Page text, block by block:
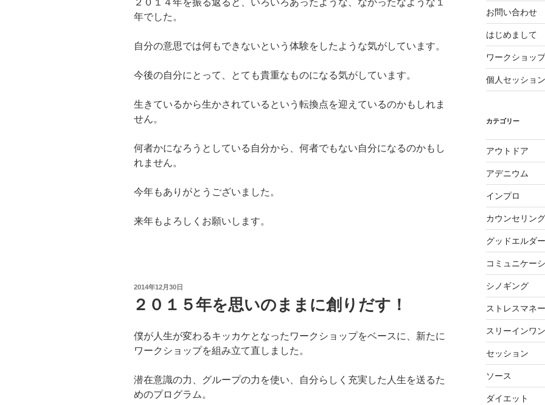
年でした。
自分の意思では何もできないという体験をしたような気がしています。
今後の自分にとって、とても貴重なものになる気がしています。
生きているから生かされているという転換点を迎えているのかもしれま
せん。
何者かになろうとしている自分から、何者でもない自分になるのかもし
れません。
今年もありがとうございました。
来年もよろしくお願いします。
投
日:
2014年12月30日
２０１５年を思いのままに創りだす！
僕が人生が変わるキッカケとなったワークショップをベースに、新たに
ワークショップを組み立て直しました。
潜在意識の力、グループの力を使い、自分らしく充実した人生を送るた
めのプログラム。
お問い合わせ
はじめまして
ワークショップ
個人セッション
カテゴリー
アウトドア
アデニウム
インプロ
カウンセリン
グッドエルダ
コミュニケー
シノギング
ストレスマネ
スリーインワン
セッション
ソース
ダイエット